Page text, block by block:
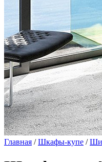
Главная /Шкафы-купе /